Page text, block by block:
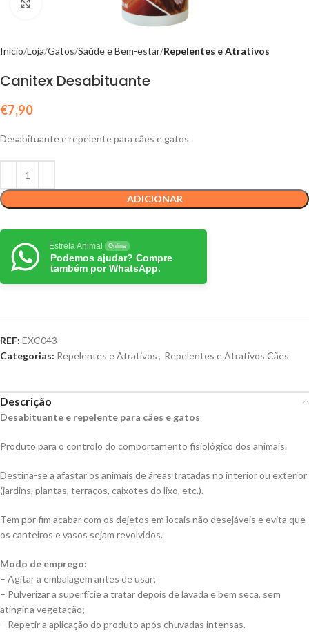
Início Loja Gatos Saúde e Bem-estar Repelentes e Atrativos
Canitex Desabituante
€7,90
Desabituante e repelente para cães e gatos
ADICIONAR
Estrela Animal Online
Podemos ajudar? Compre
também por WhatsApp.
REF: EXC043
Categorias: Repelentes e Atrativos, Repelentes e Atrativos Cães
Descrição
Desabituante e repelente para cães e gatos
Produto para o controlo do comportamento fisiológico dos animais.
Destina-se a afastar os animais de áreas tratadas no interior ou exterior
(jardins, plantas, terraços, caixotes do lixo, etc.).
Tem por fim acabar com os dejetos em locais não desejáveis e evita que
os canteiros e vasos sejam revolvidos.
Modo de emprego:
– Agitar a embalagem antes de usar;
– Pulverizar a superfície a tratar depois de lavada e bem seca, sem
atingir a vegetação;
– Repetir a aplicação do produto após chuvadas intensas.